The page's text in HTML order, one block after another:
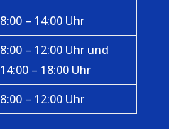
8:00 – 14:00 Uhr
8:00 – 12:00 Uhr und
14:00 – 18:00 Uhr
8:00 – 12:00 Uhr